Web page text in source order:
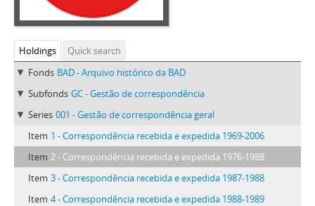
Holdings
Quick search
Fonds BAD - Arquivo histórico da BAD
Subfonds GC - Gestão de correspondência
Series 001 - Gestão de correspondência geral
Item 1 - Correspondência recebida e expedida 1969-2006
Item 2 - Correspondência recebida e expedida 1976-1988
Item 3 - Correspondência recebida e expedida 1987-1988
Item 4 - Correspondência recebida e expedida 1988-1989